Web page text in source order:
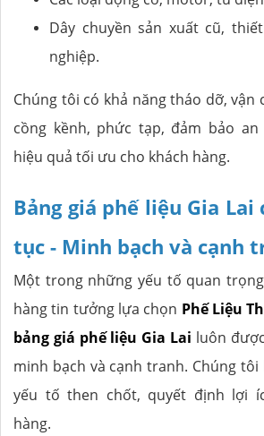
Dây chuyền sản xuất cũ,
nghiệp.
Chúng tôi có khả năng tháo dỡ, vận
cồng kềnh, phức tạp, đảm bảo
hiệu quả tối ưu cho khách hàng.
Bảng giá phế liệu Gia
tục - Minh bạch và cạnh
Một trong những yếu tố quan
hàng tin tưởng lựa chọn Phế Liệu
bảng giá phế liệu Gia Lai luôn
minh bạch và cạnh tranh. Chúng tôi
yếu tố then chốt, quyết định lợi
hàng.